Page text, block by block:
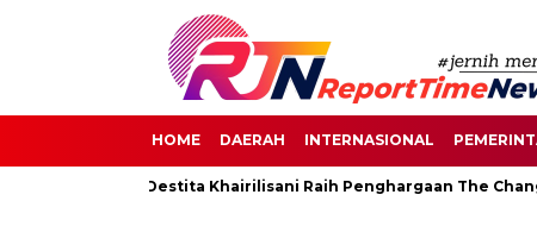
HOME DAERAH INTERNASIONAL
Senayan, Destita Khairilisani Raih Penghargaan The Change